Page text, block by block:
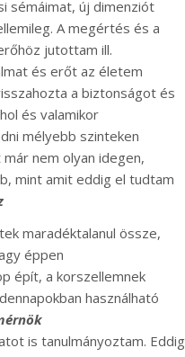
sémáimat, új dimenziót
A megértés és a
jutottam ill.
és erőt az életem
a biztonságot és
és valamikor
mélyebb szinteken
nem olyan idegen,
mint amit eddig el tudtam
maradéktalanul össze,
éppen
épít, a korszellemnek
használható
is tanulmányoztam. Eddig